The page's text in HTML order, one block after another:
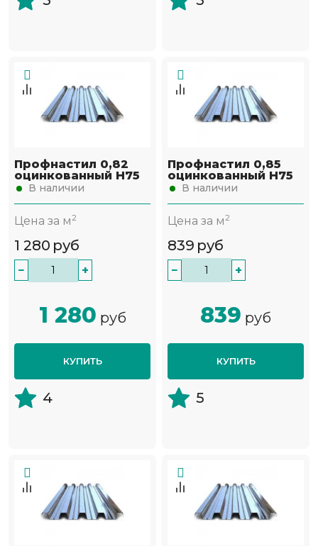
Профнастил 0,82
оцинкованный Н75
В наличии
Цена за м2
1 280 руб
− +
1 280 руб
КУПИТЬ
4
Профнастил 0,85
оцинкованный Н75
В наличии
Цена за м2
839 руб
− +
839 руб
КУПИТЬ
5